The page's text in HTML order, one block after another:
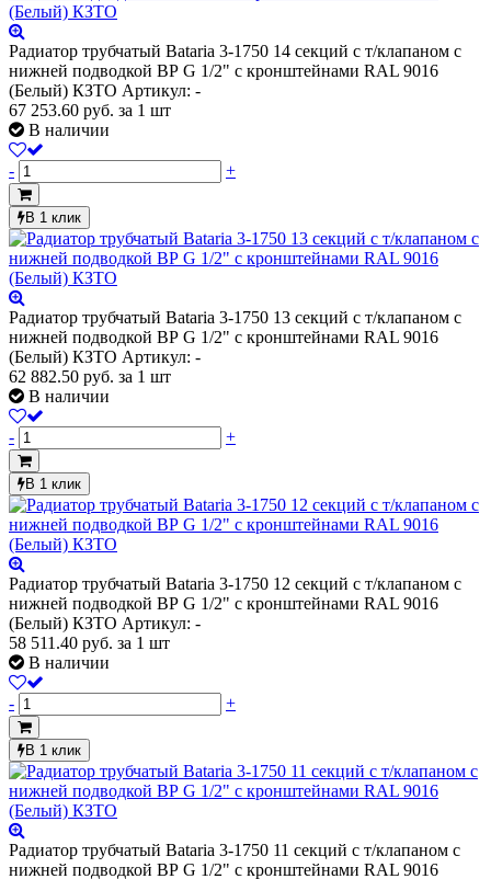
Радиатор трубчатый Bataria 3-1750 14 секций с т/клапаном с
нижней подводкой ВР G 1/2" с кронштейнами RAL 9016
(Белый) КЗТО Артикул: -
67 253.60 руб. за 1 шт
В наличии
- +
В 1 клик
Радиатор трубчатый Bataria 3-1750 13 секций с т/клапаном с
нижней подводкой ВР G 1/2" с кронштейнами RAL 9016
(Белый) КЗТО Артикул: -
62 882.50 руб. за 1 шт
В наличии
- +
В 1 клик
Радиатор трубчатый Bataria 3-1750 12 секций с т/клапаном с
нижней подводкой ВР G 1/2" с кронштейнами RAL 9016
(Белый) КЗТО Артикул: -
58 511.40 руб. за 1 шт
В наличии
- +
В 1 клик
Радиатор трубчатый Bataria 3-1750 11 секций с т/клапаном с
нижней подводкой ВР G 1/2" с кронштейнами RAL 9016